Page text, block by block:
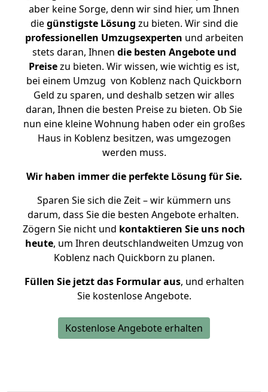
aber keine Sorge, denn wir sind hier, um Ihnen
diegünstigste Lösung zu bieten. Wir sind die
professionellen Umzugsexperten und arbeiten
stets daran, Ihnen die besten Angebote und
Preisezu bieten. Wir wissen, wie wichtig es ist,
bei einem Umzug von Koblenz nach Quickborn
Geld zu sparen, und deshalb setzen wir alles
daran, Ihnen die besten Preise zu bieten. Ob Sie
nun eine kleine Wohnung haben oder ein großes
Haus in Koblenz besitzen, was umgezogen
werden muss.
Wir haben immer die perfekte Lösung für Sie.
Sparen Sie sich die Zeit – wir kümmern uns
darum, dass Sie die besten Angebote erhalten.
Zögern Sie nicht und kontaktieren Sie uns noch
heute, um Ihren deutschlandweiten Umzug von
Koblenz nach Quickborn zu planen.
Füllen Sie jetzt das Formular aus, und erhalten
Sie kostenlose Angebote.
Kostenlose Angebote erhalten